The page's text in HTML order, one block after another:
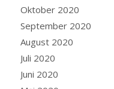
Oktober 2020
September 2020
August 2020
Juli 2020
Juni 2020